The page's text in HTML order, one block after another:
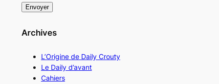
Archives
L’Origine de Daily Crouty
Le Daily d’avant
Cahiers